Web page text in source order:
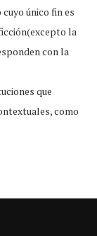
único fin es
la
con la
que
como